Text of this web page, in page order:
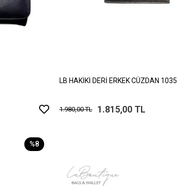
LB HAKİKİ DERİ ERKEK CÜZDAN 1035
1.980,00 TL 1.815,00 TL
%8